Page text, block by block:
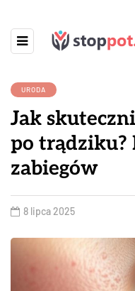
URODA
Jak
po trądziku?
zabiegów
8 lipca 2025